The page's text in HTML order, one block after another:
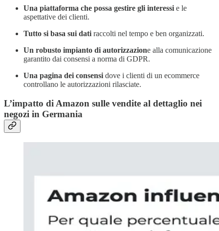
Una piattaforma che possa gestire gli interessie le
aspettative dei clienti.
Tutto si basa sui datiraccolti nel tempo e ben organizzati.
Un robusto impianto di autorizzazione alla comunicazione
garantito dai consensi a norma di GDPR.
Una pagina dei consensidove i clienti di un ecommerce
controllano le autorizzazioni rilasciate.
L’impatto di Amazon sulle vendite al dettaglio nei
negozi in Germania